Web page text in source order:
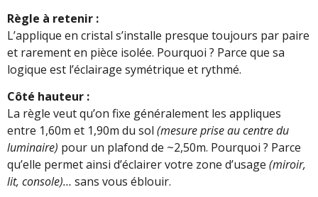
Règle à retenir :
L’applique en cristal s’installe presque toujours par paire
et rarement en pièce isolée. Pourquoi ? Parce que sa
logique est l’éclairage symétrique et rythmé.
Côté hauteur :
La règle veut qu’on fixe généralement les appliques
entre 1,60m et 1,90m du sol (mesure prise au centre du
luminaire) pour un plafond de ~2,50m. Pourquoi ? Parce
qu’elle permet ainsi d’éclairer votre zone d’usage (miroir,
lit, console)… sans vous éblouir.